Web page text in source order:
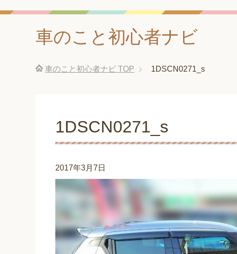
車のこと初心者ナビ
車のこと初心者ナビ TOP 1DSCN0271_s
1DSCN0271_s
2017年3月7日